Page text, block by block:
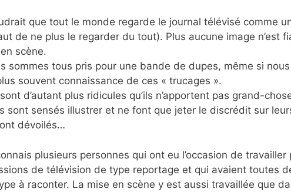
que tout le monde regarde le journal télévisé comme
de ne plus le regarder du tout). Plus aucune image n’est
scène.
sommes tous pris pour une bande de dupes, même si
souvent connaissance de ces « trucages ».
d’autant plus ridicules qu’ils n’apportent pas grand-
sont sensés illustrer et ne font que jeter le discrédit sur
dévoilés…
plusieurs personnes qui ont eu l’occasion de travailler
de télévision de type reportage et qui avaient toutes
à raconter. La mise en scène y est aussi travaillée que